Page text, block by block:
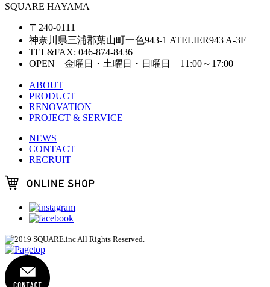
SQUARE HAYAMA
〒240-0111
神奈川県三浦郡葉山町一色943-1 ATELIER943 A-3F
TEL&FAX: 046-874-8436
OPEN 金曜日・土曜日・日曜日 11:00～17:00
ABOUT
PRODUCT
RENOVATION
PROJECT & SERVICE
NEWS
CONTACT
RECRUIT